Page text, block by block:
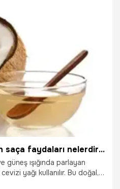
gözle görülür farklılıklar
zarar veren boyalar,
de zarar görerek
zeytinyağı kullanmak yıpranan
sağlar.
Hindistan cevizi yağının saça faydaları nelerdir? Saç çıkartır mı?
güneş ışığında parlayan
yağı kullanılır. Bu doğal,